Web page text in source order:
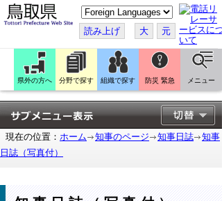
こ
の
ペ
ー
ジ
翻
訳
す
る
読み上げ 大 元
県外の方へ 分野で探す 組織で探す 防災 緊急 メニュー
現在の位置： ホーム 知事のページ 知事日誌
知事
日誌（写真付）